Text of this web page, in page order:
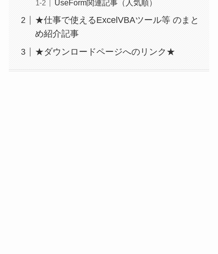
UseForm関連記事（人気順）
★仕事で使えるExcelVBAツール等 のまと
め紹介記事
★ダウンロードページへのリンク★